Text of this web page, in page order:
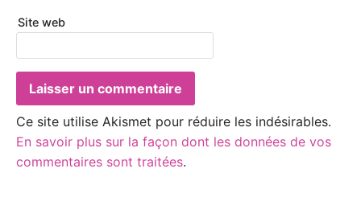
Site web
Ce site utilise Akismet pour réduire les indésirables.
En savoir plus sur la façon dont les données de vos
commentaires sont traitées.